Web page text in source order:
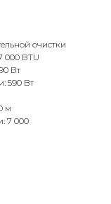
очистки
000 BTU
Вт
590 Вт
м
7 000